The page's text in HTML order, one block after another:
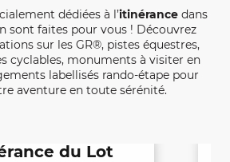
dédiées à l’itinérancedans
sont faites pour vous ! Découvrez
sur les GR®, pistes équestres,
cyclables, monuments à visiter en
labellisés rando-étape pour
aventure en toute sérénité.
du Lot